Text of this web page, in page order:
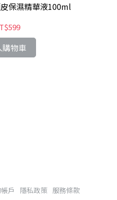
保濕精華液100ml
購物車
戶 隱私政策 服務條款